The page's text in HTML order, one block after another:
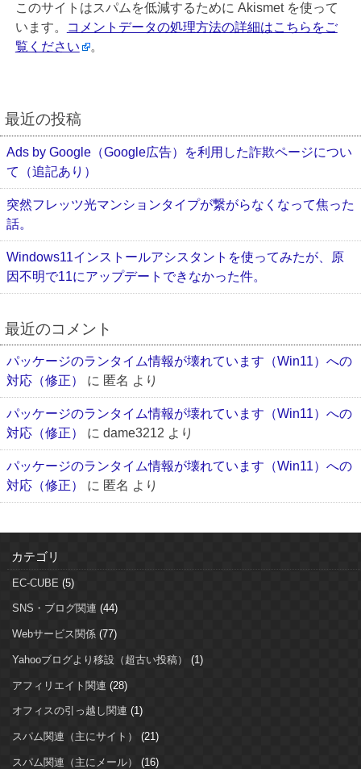
このサイトはスパムを低減するために Akismet を使って
います。
コメントデータの処理方法の詳細はこちらをご
覧ください
。
最近の投稿
Ads by Google（Google広告）を利用した詐欺ページについ
て（追記あり）
突然フレッツ光マンションタイプが繋がらなくなって焦った
話。
Windows11インストールアシスタントを使ってみたが、原
因不明で11にアップデートできなかった件。
最近のコメント
パッケージのランタイム情報が壊れています（Win11）への
対応（修正）
に 匿名 より
パッケージのランタイム情報が壊れています（Win11）への
対応（修正）
に dame3212 より
パッケージのランタイム情報が壊れています（Win11）への
対応（修正）
に 匿名 より
カテゴリ
EC-CUBE (5)
SNS・ブログ関連 (44)
Webサービス関係 (77)
Yahooブログより移設（超古い投稿） (1)
アフィリエイト関連 (28)
オフィスの引っ越し関連 (1)
スパム関連（主にサイト） (21)
スパム関連（主にメール） (16)